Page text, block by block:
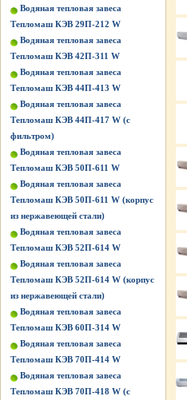
Водяная тепловая завеса
Тепломаш КЭВ 29П-212 W
Водяная тепловая завеса
Тепломаш КЭВ 42П-311 W
Водяная тепловая завеса
Тепломаш КЭВ 44П-413 W
Водяная тепловая завеса
Тепломаш КЭВ 44П-417 W (с
фильтром)
Водяная тепловая завеса
Тепломаш КЭВ 50П-611 W
Водяная тепловая завеса
Тепломаш КЭВ 50П-611 W (корпус
из нержавеющей стали)
Водяная тепловая завеса
Тепломаш КЭВ 52П-614 W
Водяная тепловая завеса
Тепломаш КЭВ 52П-614 W (корпус
из нержавеющей стали)
Водяная тепловая завеса
Тепломаш КЭВ 60П-314 W
Водяная тепловая завеса
Тепломаш КЭВ 70П-414 W
Водяная тепловая завеса
Тепломаш КЭВ 70П-418 W (с